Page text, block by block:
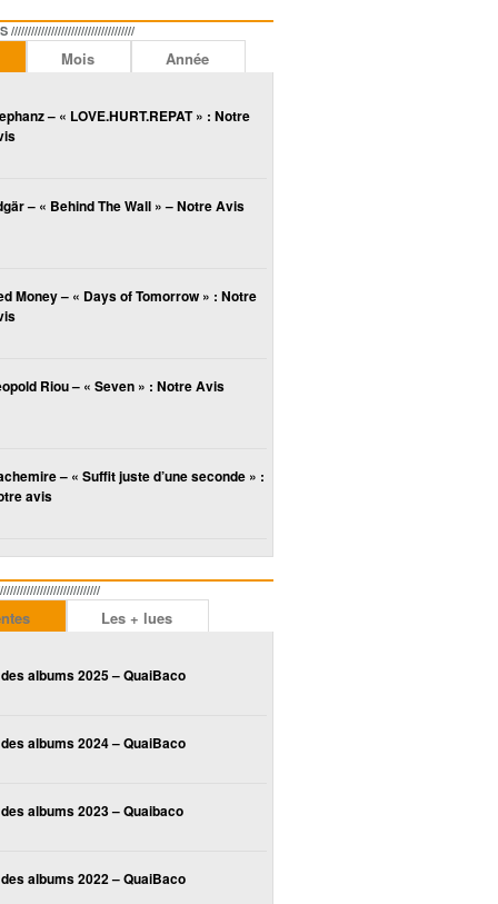
/////////////////////////////////////
Mois Année
– « LOVE.HURT.REPAT » : Notre
– « Behind The Wall » – Notre Avis
Money – « Days of Tomorrow » : Notre
Riou – « Seven » : Notre Avis
– « Suffit juste d’une seconde » :
avis
Les + lues
albums 2025 – QuaiBaco
albums 2024 – QuaiBaco
albums 2023 – Quaibaco
albums 2022 – QuaiBaco